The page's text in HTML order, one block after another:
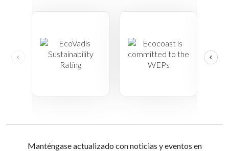
Manténgase actualizado con noticias y eventos en